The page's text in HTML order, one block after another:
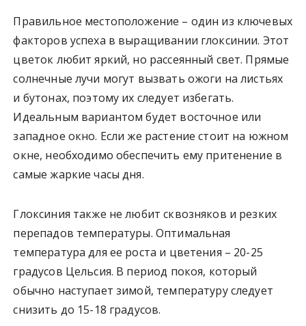
Правильное местоположение – один из ключевых
факторов успеха в выращивании глоксинии. Этот
цветок любит яркий, но рассеянный свет. Прямые
солнечные лучи могут вызвать ожоги на листьях
и бутонах, поэтому их следует избегать.
Идеальным вариантом будет восточное или
западное окно. Если же растение стоит на южном
окне, необходимо обеспечить ему притенение в
самые жаркие часы дня.
Глоксиния также не любит сквозняков и резких
перепадов температуры. Оптимальная
температура для ее роста и цветения – 20-25
градусов Цельсия. В период покоя, который
обычно наступает зимой, температуру следует
снизить до 15-18 градусов.